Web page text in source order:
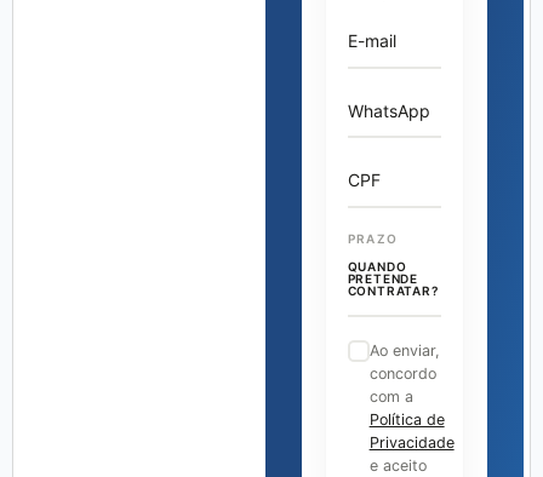
E-mail
WhatsApp
CPF
PRAZO
QUANDO
PRETENDE
CONTRATAR?
Ao enviar,
concordo
com a
Política de
Privacidade
e aceito